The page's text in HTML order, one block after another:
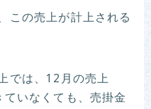
この売上が計上される
では、12月の売上
いなくても、売掛金